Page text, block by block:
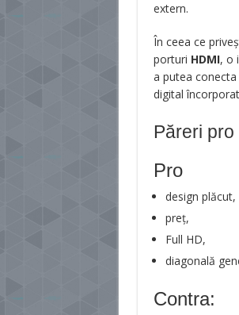
extern.
În ceea ce
porturi HDMI, o
a putea
digital
Păreri
Pro
design plăcut,
preț,
Full HD,
diagonală
Contra: